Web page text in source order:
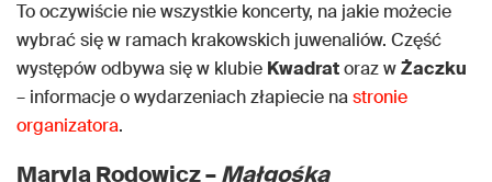
To oczywiście nie wszystkie koncerty, na jakie możecie
wybrać się w ramach krakowskich juwenaliów. Część
występów odbywa się w klubie Kwadratoraz wŻaczku
– informacje o wydarzeniach złapiecie nastronie
organizatora.
Maryla Rodowicz –Małgośka